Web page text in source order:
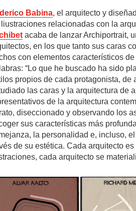
Babina, el arquitecto y
relacionadas con la
acaba de lanzar Archiportrait,
en los que tanto sus caras
con elementos característicos
“Lo que he buscado ha sido
propios de cada protagonista, de
las caras y la arquitectura de
de la arquitectura
diseccionado y observando los
sus características más
la personalidad e, incluso,
de su estética. Cada arquitecto
cada arquitecto se
author/pia/